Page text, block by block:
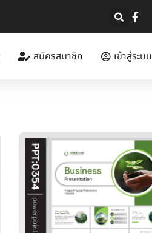
สมัครสมาชิก เข้าสู่ระบบ